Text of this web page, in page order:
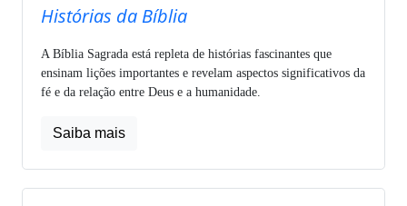
Histórias da Bíblia
A Bíblia Sagrada está repleta de histórias fascinantes que
ensinam lições importantes e revelam aspectos significativos da
fé e da relação entre Deus e a humanidade.
Saiba mais